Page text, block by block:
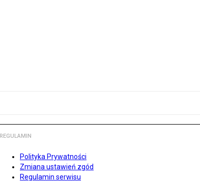
REGULAMIN
Polityka Prywatności
Zmiana ustawień zgód
Regulamin serwisu